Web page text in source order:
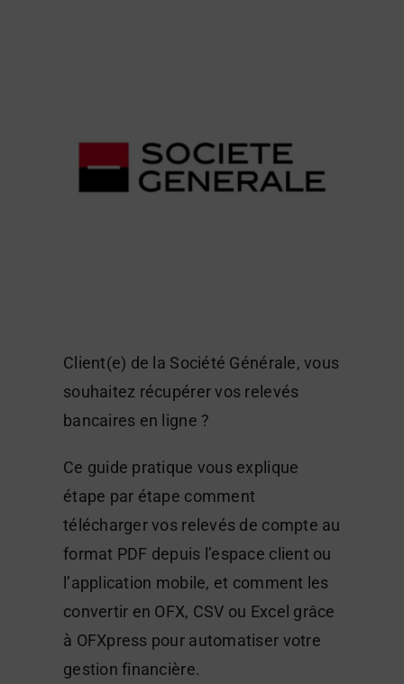
Client(e) de la Société Générale, vous
souhaitez récupérer vos relevés
bancaires en ligne ?
Ce guide pratique vous explique
étape par étape comment
télécharger vos relevés de compte au
format PDF depuis l’espace client ou
l’application mobile, et comment les
convertir en OFX, CSV ou Excel grâce
à OFXpress pour automatiser votre
gestion financière.